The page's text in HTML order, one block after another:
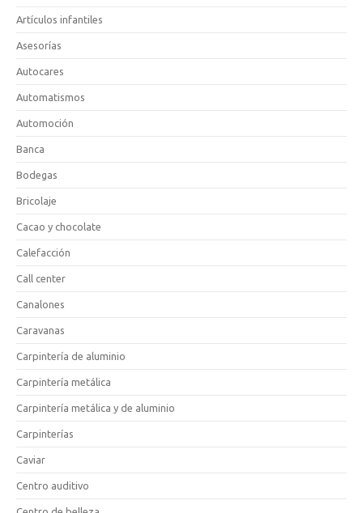
Artículos infantiles
Asesorías
Autocares
Automatismos
Automoción
Banca
Bodegas
Bricolaje
Cacao y chocolate
Calefacción
Call center
Canalones
Caravanas
Carpintería de aluminio
Carpintería metálica
Carpintería metálica y de aluminio
Carpinterías
Caviar
Centro auditivo